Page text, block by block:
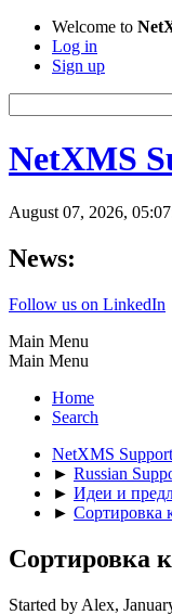
Welcome to
Log in
Sign up
NetXMS
August 07, 2026,
News:
Follow us on LinkedIn
Main Menu
Main Menu
Home
Search
NetXMS
► Russian
► Идеи и
► Сортировка
Сортировка
Started by Alex,